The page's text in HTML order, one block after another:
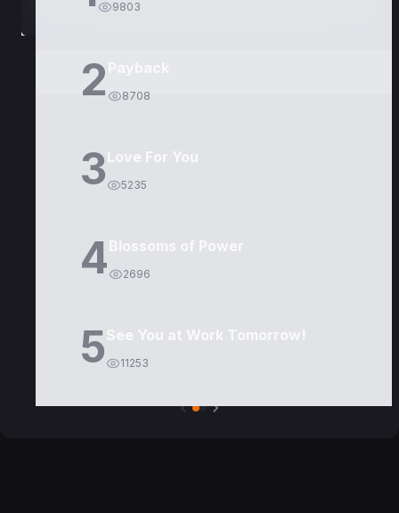
9803
2 8708
3Love For You
5235
4Blossoms of Power
2696
5See You at Work Tomorrow!
11253